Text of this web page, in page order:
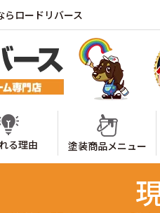
らロードリバース
る理由 塗装商品メニュー